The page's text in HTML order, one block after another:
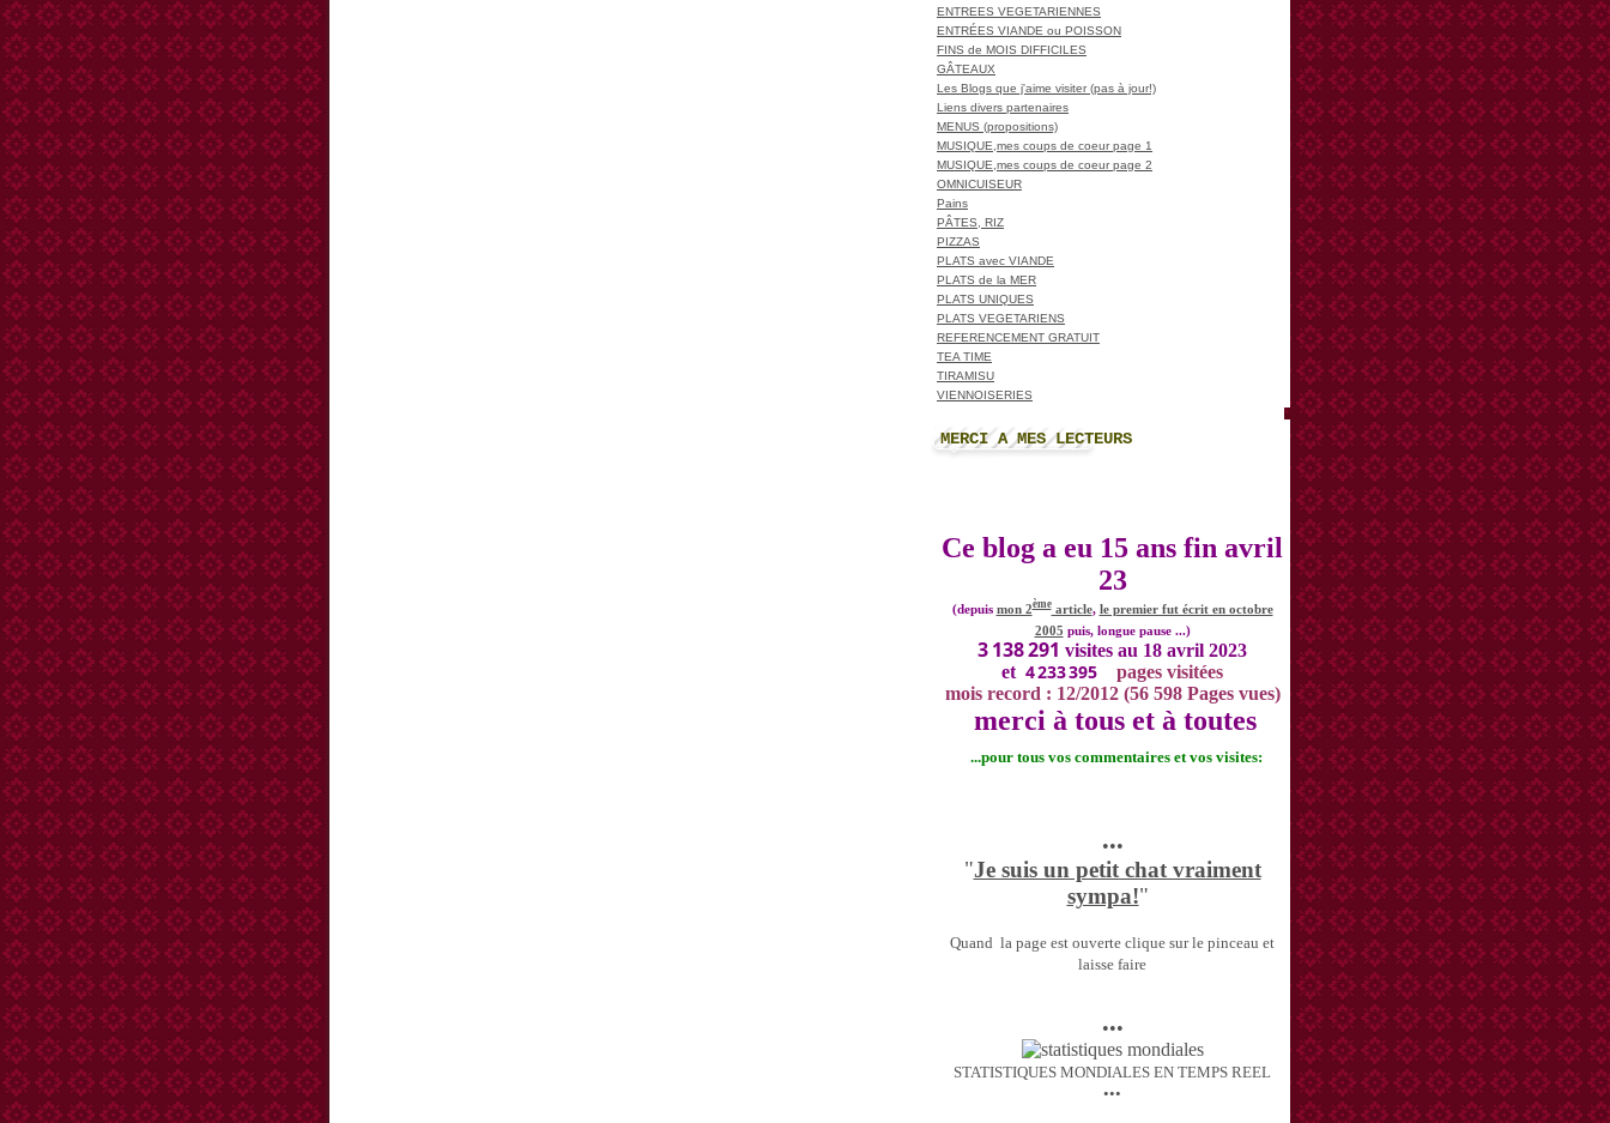
ENTREES VEGETARIENNES
ENTRÉES VIANDE ou POISSON
FINS de MOIS DIFFICILES
GÂTEAUX
Les Blogs que j'aime visiter (pas à jour!)
Liens divers partenaires
MENUS (propositions)
MUSIQUE,mes coups de coeur page 1
MUSIQUE,mes coups de coeur page 2
OMNICUISEUR
Pains
PÂTES, RIZ
PIZZAS
PLATS avec VIANDE
PLATS de la MER
PLATS UNIQUES
PLATS VEGETARIENS
REFERENCEMENT GRATUIT
TEA TIME
TIRAMISU
VIENNOISERIES
MERCI A MES LECTEURS
Ce blog a eu 15 ans fin avril
23
(depuis mon 2èmearticle, le premier fut écrit en octobre
2005 puis, longue pause ...)
3 138 291 visites au 18 avril 2023
et 4 233 395
pages visitées
mois record : 12/2012 (56 598 Pages vues)
merci à tous et à toutes
...pour tous vos commentaires et vos visites:
•••
"Je suis un petit chat vraiment
sympa!"
Quand la page est ouverte clique sur le pinceau et
laisse faire
•••
STATISTIQUES MONDIALES EN TEMPS REEL
•••